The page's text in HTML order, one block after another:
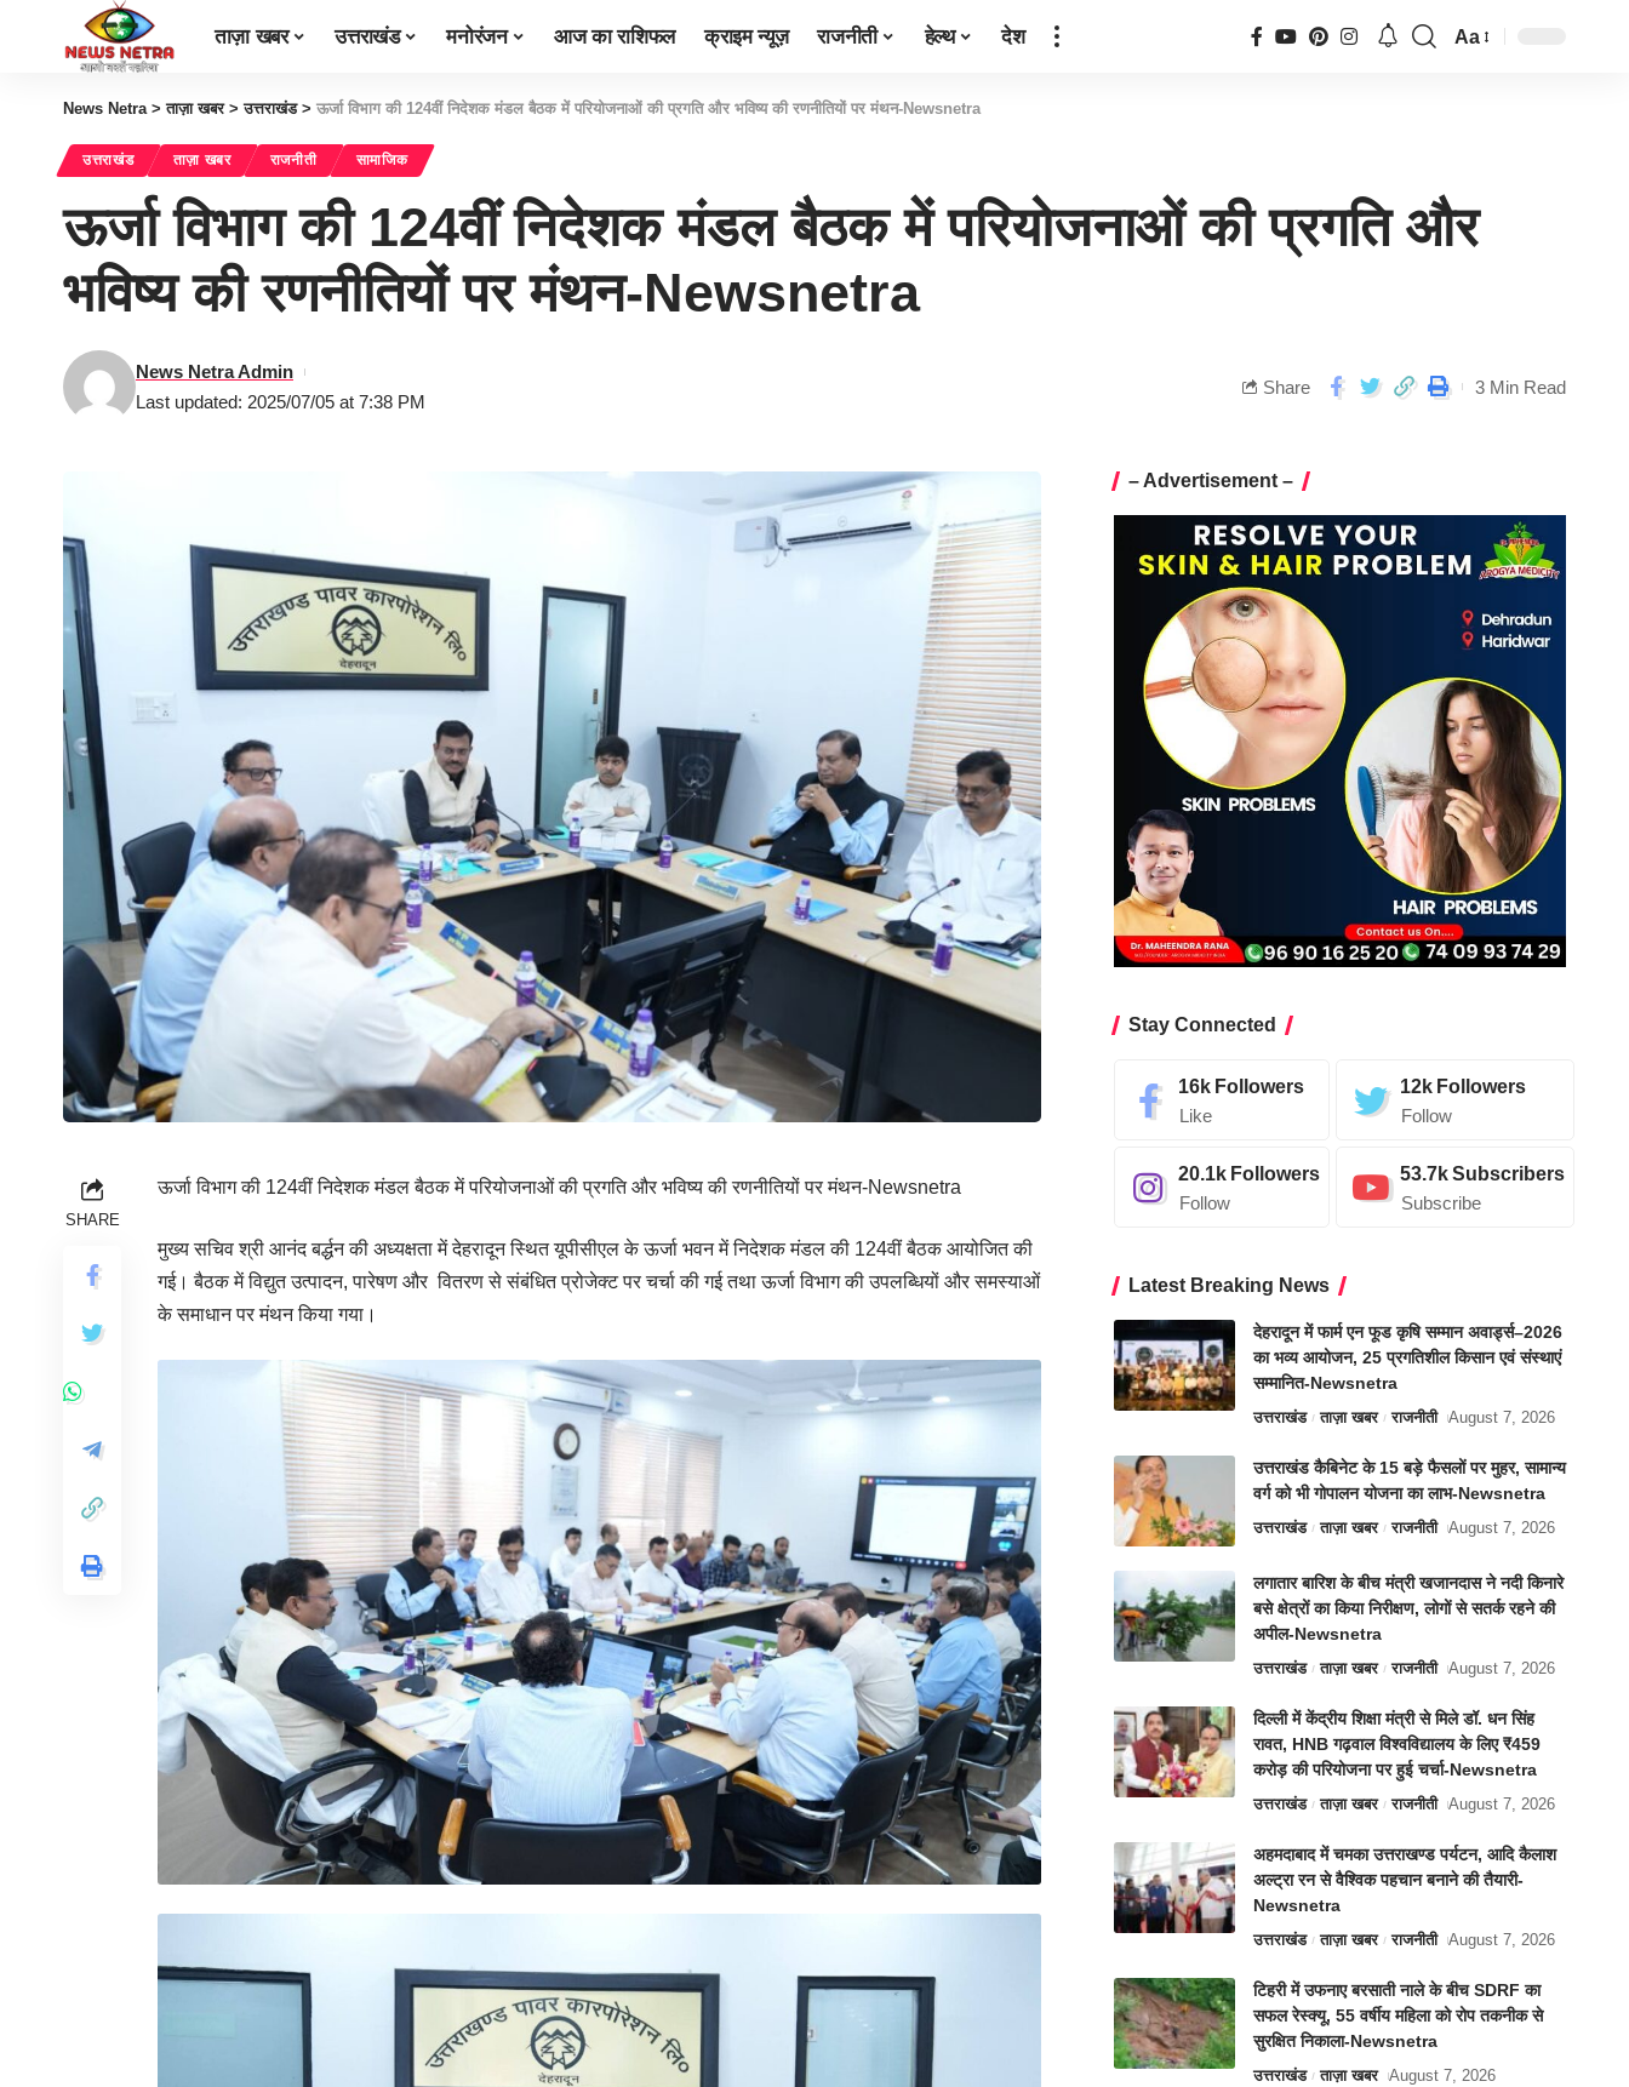
ताज़ा खबर उत्तराखंड मनोरंजन आज का राशिफल क्राइम न्यूज़ राजनीती हेल्थ देश Aa
News Netra>ताज़ा खबर>उत्तराखंड> ऊर्जा विभाग की 124वीं निदेशक मंडल बैठक में परियोजनाओं की प्रगति और भविष्य की रणनीतियों पर मंथन-Newsnetra
उत्तराखंड ताज़ा खबर राजनीती सामाजिक
ऊर्जा विभाग की 124वीं निदेशक मंडल बैठक में परियोजनाओं की प्रगति और
भविष्य की रणनीतियों पर मंथन-Newsnetra
Last updated: 2025/07/05 at 7:38 PM
News Netra Admin
Share 3 Min Read
SHARE
ऊर्जा विभाग की 124वीं निदेशक मंडल बैठक में परियोजनाओं की प्रगति और भविष्य की रणनीतियों पर मंथन-Newsnetra
मुख्य सचिव श्री आनंद बर्द्धन की अध्यक्षता में देहरादून स्थित यूपीसीएल के ऊर्जा भवन में निदेशक मंडल की 124वीं बैठक आयोजित की
गई। बैठक में विद्युत उत्पादन, पारेषण और वितरण से संबंधित प्रोजेक्ट पर चर्चा की गई तथा ऊर्जा विभाग की उपलब्धियों और समस्याओं
के समाधान पर मंथन किया गया।
– Advertisement –
Stay Connected
16k Followers
Like
12k Followers
Follow
20.1k Followers
Follow
53.7kSubscribers
Subscribe
Latest Breaking News
देहरादून में फार्म एन फूड कृषि सम्मान अवार्ड्स–2026
का भव्य आयोजन, 25 प्रगतिशील किसान एवं संस्थाएं
सम्मानित-Newsnetra
उत्तराखंड ताज़ा खबर राजनीती August 7, 2026
उत्तराखंड कैबिनेट के 15 बड़े फैसलों पर मुहर, सामान्य
वर्ग को भी गोपालन योजना का लाभ-Newsnetra
उत्तराखंड ताज़ा खबर राजनीती August 7, 2026
लगातार बारिश के बीच मंत्री खजानदास ने नदी किनारे
बसे क्षेत्रों का किया निरीक्षण, लोगों से सतर्क रहने की
अपील-Newsnetra
उत्तराखंड ताज़ा खबर राजनीती August 7, 2026
दिल्ली में केंद्रीय शिक्षा मंत्री से मिले डॉ. धन सिंह
रावत, HNB गढ़वाल विश्वविद्यालय के लिए ₹459
करोड़ की परियोजना पर हुई चर्चा-Newsnetra
उत्तराखंड ताज़ा खबर राजनीती August 7, 2026
अहमदाबाद में चमका उत्तराखण्ड पर्यटन, आदि कैलाश
अल्ट्रा रन से वैश्विक पहचान बनाने की तैयारी-
Newsnetra
उत्तराखंड ताज़ा खबर राजनीती August 7, 2026
टिहरी में उफनाए बरसाती नाले के बीच SDRF का
सफल रेस्क्यू, 55 वर्षीय महिला को रोप तकनीक से
सुरक्षित निकाला-Newsnetra
उत्तराखंड ताज़ा खबर August 7, 2026